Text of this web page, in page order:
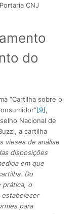
CNJ
do
“Cartilha sobre o
[9] ,
Nacional de
a cartilha
vieses de análise
disposições
em que
Do
prática, o
para